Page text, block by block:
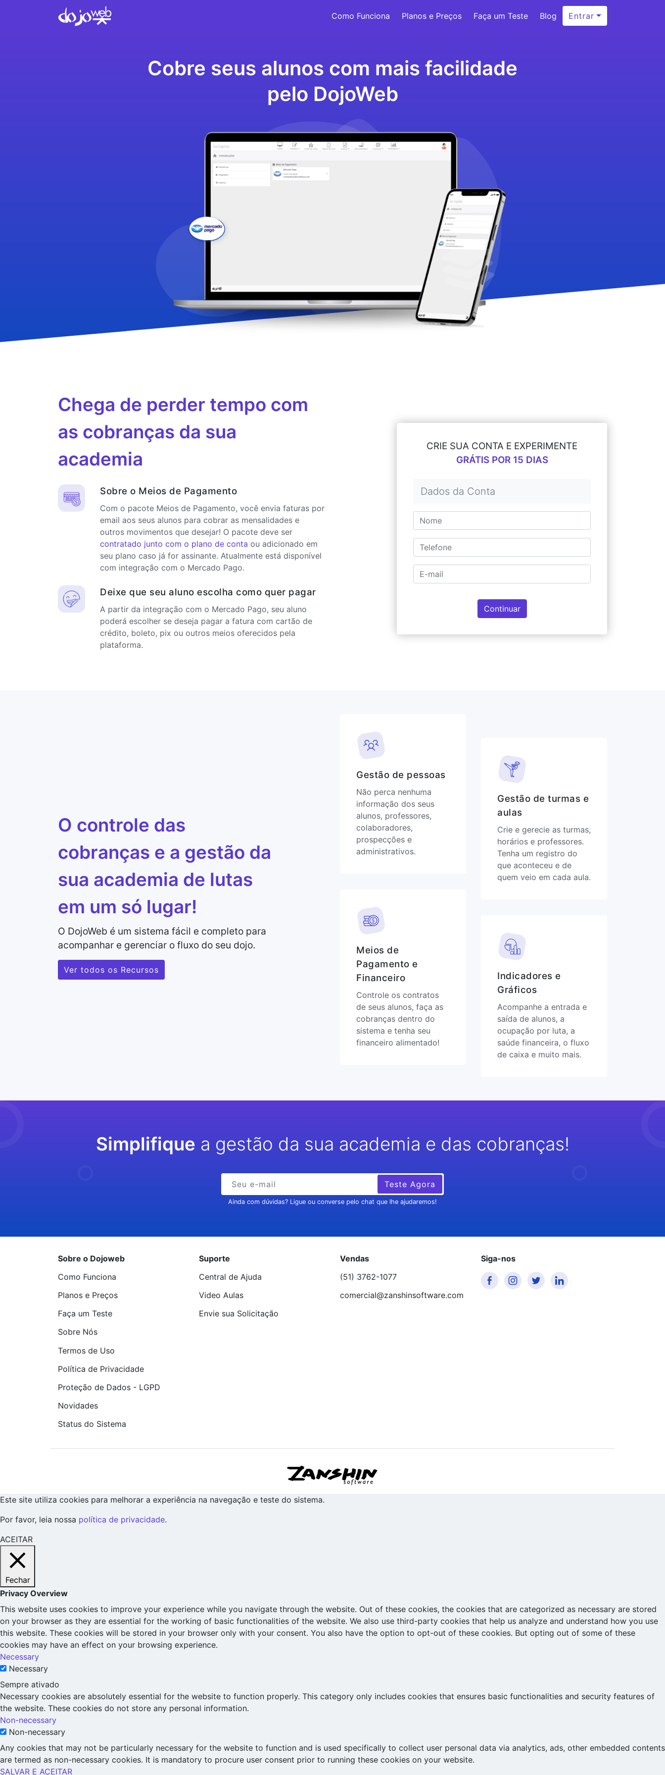
Como Funciona Planos e Preços Faça um Teste Blog Entrar
Cobre seus alunos com mais facilidade
pelo DojoWeb
Chega de perder tempo com
as cobranças da sua
academia
Sobre o Meios de Pagamento
Com o pacote Meios de Pagamento, você envia faturas por
email aos seus alunos para cobrar as mensalidades e
outros movimentos que desejar! O pacote deve ser
contratado junto com o plano de conta ou adicionado em
seu plano caso já for assinante. Atualmente está disponível
com integração com o Mercado Pago.
Deixe que seu aluno escolha como quer pagar
A partir da integração com o Mercado Pago, seu aluno
poderá escolher se deseja pagar a fatura com cartão de
crédito, boleto, pix ou outros meios oferecidos pela
plataforma.
CRIE SUA CONTA E EXPERIMENTE
GRÁTIS POR 15 DIAS
Dados da Conta
Continuar
O controle das
cobranças e a gestão da
sua academia de lutas
em um só lugar!
O DojoWeb é um sistema fácil e completo para
acompanhar e gerenciar o fluxo do seu dojo.
Ver todos os Recursos
Gestão de pessoas
Não perca nenhuma
informação dos seus
alunos, professores,
colaboradores,
prospecções e
administrativos.
Meios de
Pagamento e
Financeiro
Controle os contratos
de seus alunos, faça as
cobranças dentro do
sistema e tenha seu
financeiro alimentado!
Gestão de turmas e
aulas
Crie e gerecie as turmas,
horários e professores.
Tenha um registro do
que aconteceu e de
quem veio em cada aula.
Indicadores e
Gráficos
Acompanhe a entrada e
saída de alunos, a
ocupação por luta, a
saúde financeira, o fluxo
de caixa e muito mais.
Simplifique a gestão da sua academia e das cobranças!
Teste Agora
Ainda com dúvidas? Ligue ou converse pelo chat que lhe ajudaremos!
Sobre o Dojoweb
Como Funciona
Planos e Preços
Faça um Teste
Sobre Nós
Termos de Uso
Política de Privacidade
Proteção de Dados - LGPD
Novidades
Status do Sistema
Suporte
Central de Ajuda
Video Aulas
Envie sua Solicitação
Vendas
(51) 3762-1077
comercial@zanshinsoftware.com
Siga-nos
Este site utiliza cookies para melhorar a experiência na navegação e teste do sistema.
Por favor, leia nossa política de privacidade.
ACEITAR
Fechar
Privacy Overview
This website uses cookies to improve your experience while you navigate through the website. Out of these cookies, the cookies that are categorized as necessary are stored
on your browser as they are essential for the working of basic functionalities of the website. We also use third-party cookies that help us analyze and understand how you use
this website. These cookies will be stored in your browser only with your consent. You also have the option to opt-out of these cookies. But opting out of some of these
cookies may have an effect on your browsing experience.
Necessary
Necessary
Sempre ativado
Necessary cookies are absolutely essential for the website to function properly. This category only includes cookies that ensures basic functionalities and security features of
the website. These cookies do not store any personal information.
Non-necessary
Non-necessary
Any cookies that may not be particularly necessary for the website to function and is used specifically to collect user personal data via analytics, ads, other embedded contents
are termed as non-necessary cookies. It is mandatory to procure user consent prior to running these cookies on your website.
SALVAR E ACEITAR